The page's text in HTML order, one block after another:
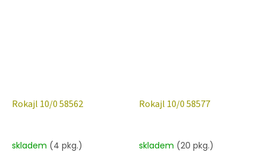
Rokajl 10/0 58562
skladem (4 pkg.)
Rokajl 10/0 58577
skladem (20 pkg.)